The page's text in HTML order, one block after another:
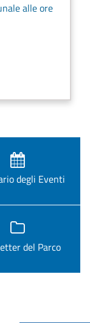
alle ore
degli Eventi
del Parco